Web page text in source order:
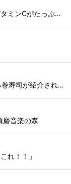
紫外線対策？！海苔は美肌効果のあるビタミンCがたっぷり！
明日のNHKあさいちで兵庫の素材で作る巻寿司が紹介されます！
音楽の森
れ！！」